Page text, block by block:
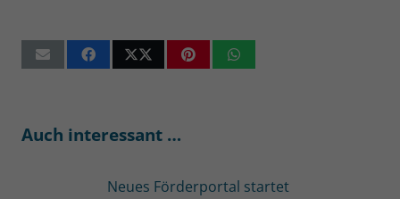
Auch interessant …
Neues Förderportal startet